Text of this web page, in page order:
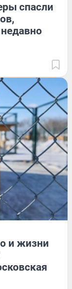
спасли
и жизни